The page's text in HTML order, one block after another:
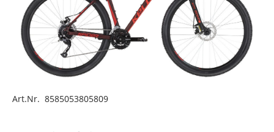
Art.Nr. 8585053805809